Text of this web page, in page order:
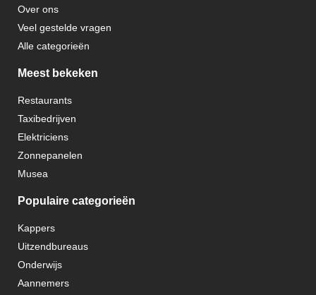
Over ons
Veel gestelde vragen
Alle categorieën
Meest bekeken
Restaurants
Taxibedrijven
Elektriciens
Zonnepanelen
Musea
Populaire categorieën
Kappers
Uitzendbureaus
Onderwijs
Aannemers